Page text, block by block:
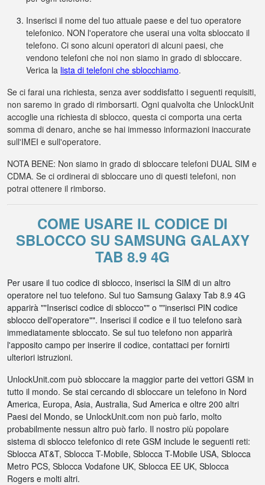
Inserisci il nome del tuo attuale paese e del tuo operatore
telefonico. NON l'operatore che userai una volta sbloccato il
telefono. Ci sono alcuni operatori di alcuni paesi, che
vendono telefoni che noi non siamo in grado di sbloccare.
Verica la lista di telefoni che sblocchiamo.
Se ci farai una richiesta, senza aver soddisfatto i seguenti requisiti,
non saremo in grado di rimborsarti. Ogni qualvolta che UnlockUnit
accoglie una richiesta di sblocco, questa ci comporta una certa
somma di denaro, anche se hai immesso informazioni inaccurate
sull'IMEI e sull'operatore.
NOTA BENE: Non siamo in grado di sbloccare telefoni DUAL SIM e
CDMA. Se ci ordinerai di sbloccare uno di questi telefoni, non
potrai ottenere il rimborso.
COME USARE IL CODICE DI
SBLOCCO SU SAMSUNG GALAXY
TAB 8.9 4G
Per usare il tuo codice di sblocco, inserisci la SIM di un altro
operatore nel tuo telefono. Sul tuo Samsung Galaxy Tab 8.9 4G
apparirà ""Inserisci codice di sblocco"" o ""inserisci PIN codice
sblocco dell'operatore"". Inserisci il codice e il tuo telefono sarà
immediatamente sbloccato. Se sul tuo telefono non apparirà
l'apposito campo per inserire il codice, contattaci per fornirti
ulteriori istruzioni.
UnlockUnit.com può sbloccare la maggior parte dei vettori GSM in
tutto il mondo. Se stai cercando di sbloccare un telefono in Nord
America, Europa, Asia, Australia, Sud America e oltre 200 altri
Paesi del Mondo, se UnlockUnit.com non può farlo, molto
probabilmente nessun altro può farlo. Il nostro più popolare
sistema di sblocco telefonico di rete GSM include le seguenti reti:
Sblocca AT&T, Sblocca T-Mobile, Sblocca T-Mobile USA, Sblocca
Metro PCS, Sblocca Vodafone UK, Sblocca EE UK, Sblocca
Rogers e molti altri.